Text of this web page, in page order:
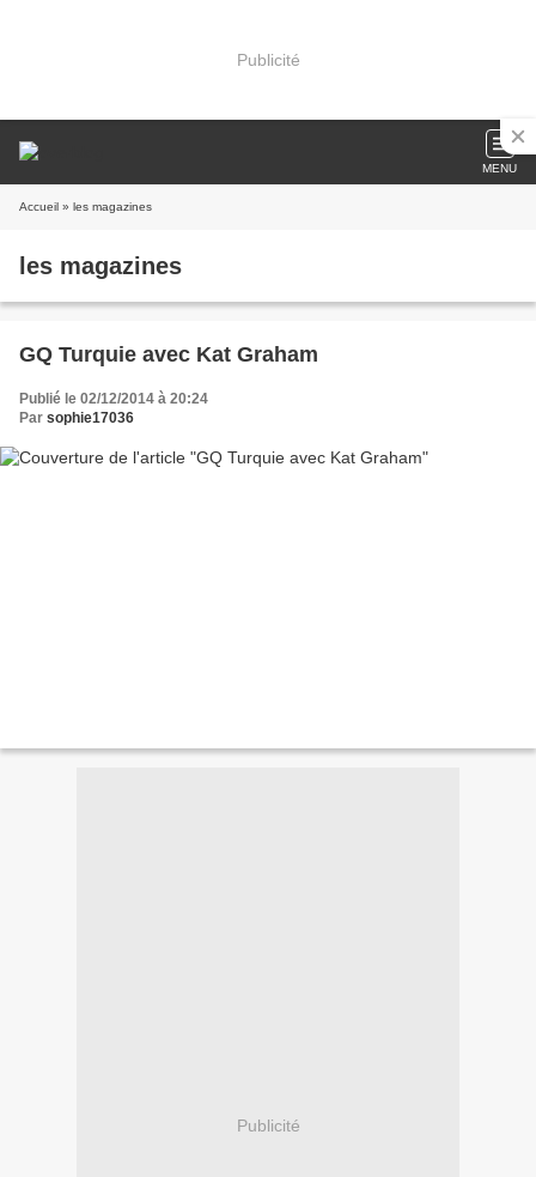
Publicité
MENU
Accueil » les magazines
les magazines
GQ Turquie avec Kat Graham
Publié le 02/12/2014 à 20:24
Par sophie17036
Publicité